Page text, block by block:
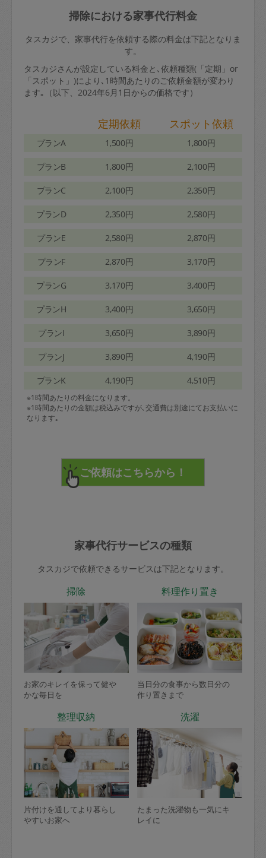
掃除における家事代行料金
タスカジで、家事代行を依頼する際の料金は下記となりま
す。
タスカジさんが設定している料金と､依頼種類(「定期」or
「スポット」)により､1時間あたりのご依頼金額が変わり
ます｡（以下、2024年6月1日からの価格です）
定期依頼 スポット依頼
プランA 1,500円 1,800円
プランB 1,800円 2,100円
プランC 2,100円 2,350円
プランD 2,350円 2,580円
プランE 2,580円 2,870円
プランF 2,870円 3,170円
プランG 3,170円 3,400円
プランH 3,400円 3,650円
プランI 3,650円 3,890円
プランJ 3,890円 4,190円
プランK 4,190円 4,510円
※1時間あたりの料金になります。
※1時間あたりの金額は税込みですが､交通費は別途にてお支払いに
なります｡
家事代行サービスの種類
タスカジで依頼できるサービスは下記となります。
掃除
お家のキレイを保って健や
かな毎日を
料理作り置き
当日分の食事から数日分の
作り置きまで
整理収納
片付けを通してより暮らし
やすいお家へ
洗濯
たまった洗濯物も一気にキ
レイに